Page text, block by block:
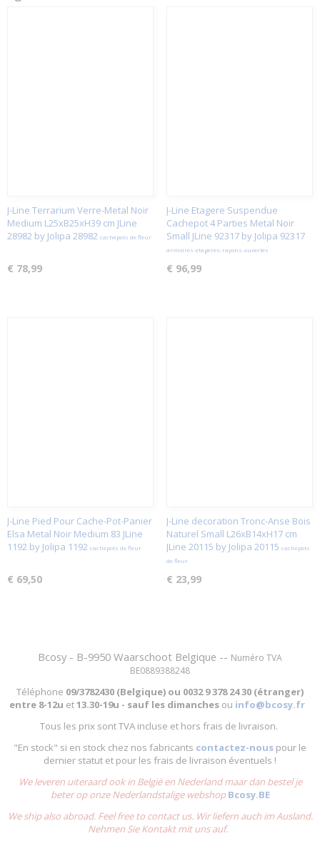
J-Line Terrarium Verre-Metal Noir
Medium L25xB25xH39 cm JLine
28982 by Jolipa 28982 cachepots de fleur
€ 78,99
J-Line Etagere Suspendue
Cachepot 4 Parties Metal Noir
Small JLine 92317 by Jolipa 92317
armoires-etageres-rayons-ouvertes
€ 96,99
J-Line Pied Pour Cache-Pot-Panier
Elsa Metal Noir Medium 83 JLine
1192 by Jolipa 1192 cachepots de fleur
€ 69,50
J-Line decoration Tronc-Anse Bois
Naturel Small L26xB14xH17 cm
JLine 20115 by Jolipa 20115 cachepots
de fleur
€ 23,99
Bcosy - B-9950 Waarschoot Belgique -- Numéro TVA
BE0889388248
Téléphone 09/3782430 (Belgique) ou 0032 9 378 24 30 (étranger)
entre 8-12u et13.30-19u - sauf les dimanchesou info@bcosy.fr
Tous les prix sont TVA incluse et hors frais de livraison.
"En stock" si en stock chez nos fabricants contactez-nous pour le
dernier statut et pour les frais de livraison éventuels !
We leveren uiteraard ook in België en Nederland maar dan bestel je
beter op onze Nederlandstalige webshopBcosy.BE
We ship also abroad. Feel free to contact us. Wir liefern auch im Ausland.
Nehmen Sie Kontakt mit uns auf.